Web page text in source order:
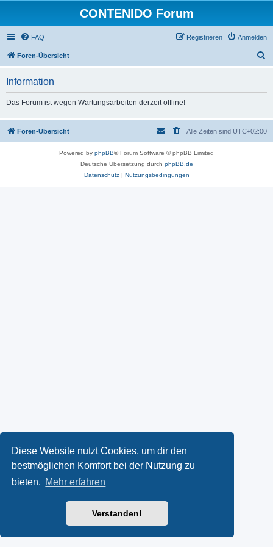
Diese Website nutzt Cookies, um dir den
bestmöglichen Komfort bei der Nutzung zu
bieten. Mehr erfahren
Verstanden!
CONTENIDO Forum
FAQ Anmelden
Registrieren
Foren-Übersicht
Information
Das Forum ist wegen Wartungsarbeiten derzeit offline!
Foren-Übersicht Alle Zeiten sind UTC+02:00
Powered by phpBB® Forum Software © phpBB Limited
Deutsche Übersetzung durch phpBB.de
Datenschutz| Nutzungsbedingungen